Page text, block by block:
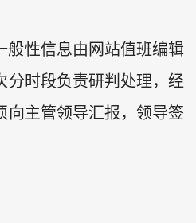
般性信息由网站值班编辑
分时段负责研判处理，经
向主管领导汇报，领导签